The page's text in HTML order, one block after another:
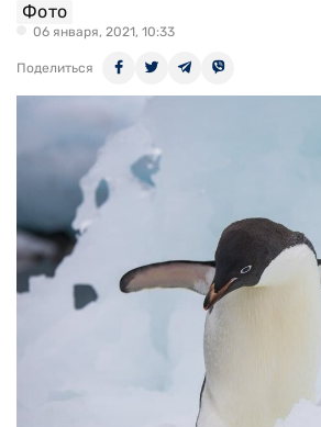
Фото
06 января, 2021, 10:33
Поделиться